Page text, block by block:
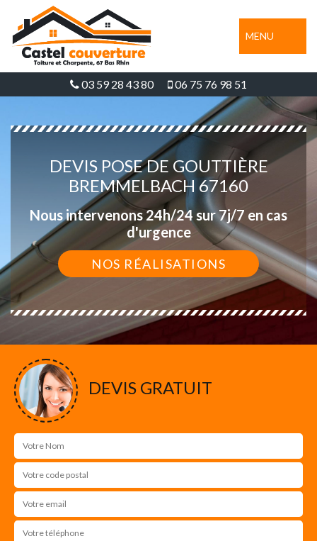
MENU
03 59 28 43 80 06 75 76 98 51
DEVIS POSE DE GOUTTIÈRE
BREMMELBACH 67160
Nous intervenons 24h/24 sur 7j/7 en cas
d'urgence
NOS RÉALISATIONS
DEVIS GRATUIT